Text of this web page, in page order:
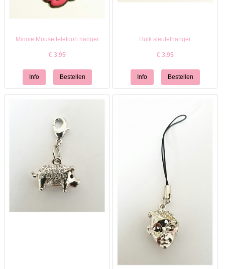
Minnie Mouse telefoon hanger
€ 3.95
Hulk sleutelhanger
€ 3.95